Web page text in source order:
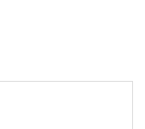
recuperación de la piel